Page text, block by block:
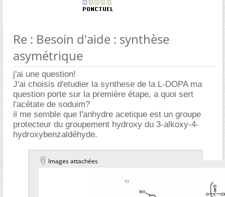
Re : Besoin d'aide : synthèse
asymétrique
j'ai une question!
J'ai choisis d'etudier la synthese de la L-DOPA ma
question porte sur la première étape, a quoi sert
l'acétate de soduim?
il me semble que l'anhydre acetique est un groupe
protecteur du groupement hydroxy du 3-alkoxy-4-
hydroxybenzaldéhyde.
Images attachées